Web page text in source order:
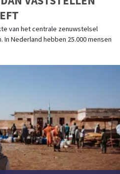
van het centrale zenuwstelsel
Nederland hebben 25.000 mensen